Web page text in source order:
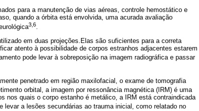
para a manutenção de vias aéreas, controle hemostático e
quando a órbita está envolvida, uma acurada avaliação
3,6
em duas projeções.Elas são suficientes para a correta
atento à possibilidade de corpos estranhos adjacentes estarem
pode levar à sobreposição na imagem radiográfica e passar
penetrado em região maxilofacial, o exame de tomografia
orbital, a imagem por ressonância magnética (IRM) é uma
nos quais o corpo estanho é metálico, a IRM está contraindicada
levar a lesões secundárias ao trauma inicial, como relatado no